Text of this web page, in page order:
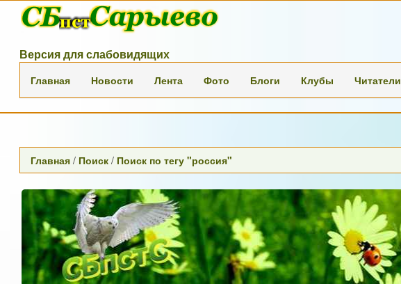
Версия для слабовидящих
Главная Новости Лента Фото Блоги Клубы Читатели
Главная / Поиск / Поиск по тегу "россия"